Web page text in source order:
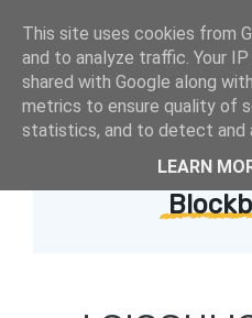
Showing
This site uses cookies from
and to analyze traffic. Your
shared with Google along
metrics to ensure quality of
statistics, and to detect and
LEARN